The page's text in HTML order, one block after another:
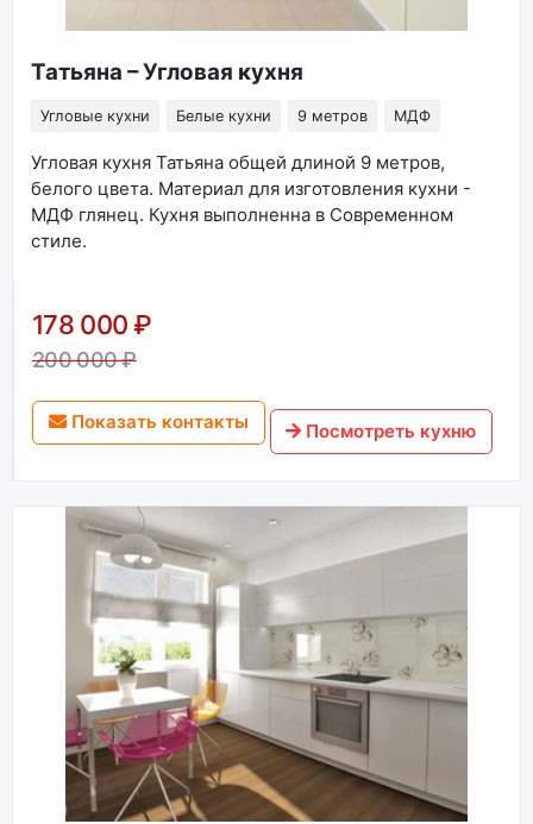
Татьяна – Угловая кухня
Угловые кухни Белые кухни 9 метров МДФ
Угловая кухня Татьяна общей длиной 9 метров,
белого цвета. Материал для изготовления кухни -
МДФ глянец. Кухня выполненна в Современном
стиле.
178 000 ₽
200 000 ₽
Показать контакты Посмотреть кухню